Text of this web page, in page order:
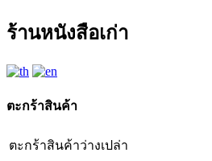
ร้านหนังสือเก่า
ตะกร้าสินค้า
ตะกร้าสินค้าว่างเปล่า